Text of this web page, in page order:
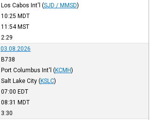
Los Cabos Int'l (SJD / MMSD)
10:25 MDT
11:54MST
2:29
03.08.2026
B738
Port Columbus Int'l (KCMH)
Salt Lake City (KSLC)
07:00 EDT
08:31 MDT
3:30